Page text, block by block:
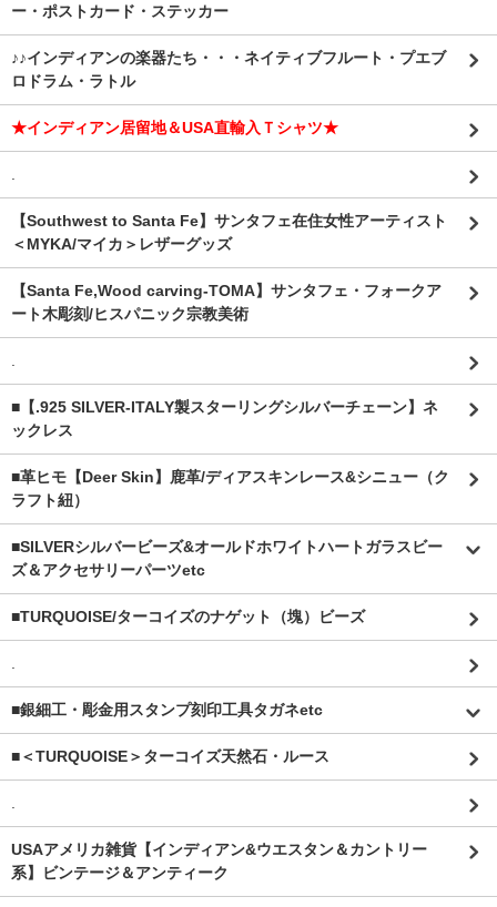
ー・ポストカード・ステッカー
♪♪インディアンの楽器たち・・・ネイティブフルート・プエブ
ロドラム・ラトル
★インディアン居留地＆USA直輸入Ｔシャツ★
【Southwest to Santa Fe】サンタフェ在住女性アーティスト
＜MYKA/マイカ＞レザーグッズ
【Santa Fe,Wood carving-TOMA】サンタフェ・フォークア
ート木彫刻/ヒスパニック宗教美術
■【.925 SILVER-ITALY製スターリングシルバーチェーン】ネ
ックレス
■革ヒモ【Deer Skin】鹿革/ディアスキンレース&シニュー（ク
ラフト紐）
■SILVERシルバービーズ&オールドホワイトハートガラスビー
ズ＆アクセサリーパーツetc
■TURQUOISE/ターコイズのナゲット（塊）ビーズ
■銀細工・彫金用スタンプ刻印工具タガネetc
■＜TURQUOISE＞ターコイズ天然石・ルース
USAアメリカ雑貨【インディアン&ウエスタン＆カントリー
系】ビンテージ＆アンティーク